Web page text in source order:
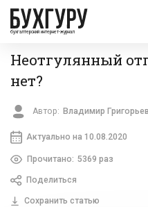
бухгалтерский интернет-журнал
Неотгулянный
нет?
Автор: Владимир Григорьев
Актуально на 10.08.2020
Прочитано: 5369 раз
Поделиться
Сохранить статью